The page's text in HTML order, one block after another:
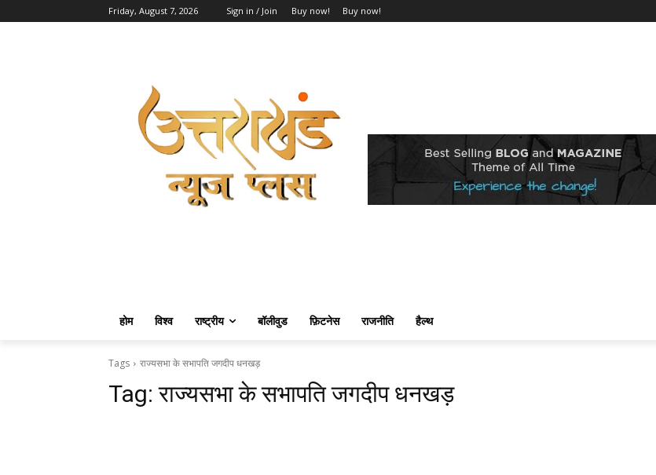
Friday, August 7, 2026 Sign in / Join Buy now! Buy now!
होम विश्व राष्ट्रीय बॉलीवुड फ़िटनेस राजनीति हैल्थ
Tags राज्यसभा के सभापति जगदीप धनखड़
Tag:राज्यसभा के सभापति जगदीप धनखड़